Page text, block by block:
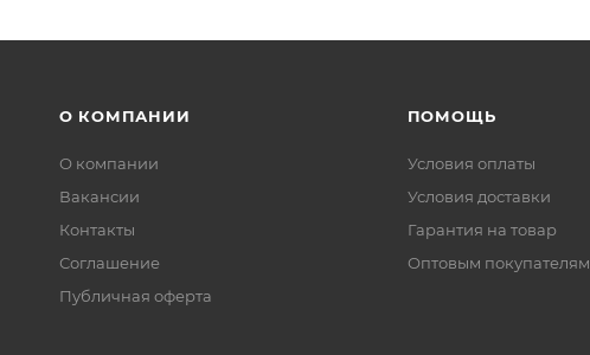
О КОМПАНИИ
О компании
Вакансии
Контакты
Соглашение
Публичная оферта
ПОМОЩЬ
Условия оплаты
Условия доставки
Гарантия на товар
Оптовым покупателям